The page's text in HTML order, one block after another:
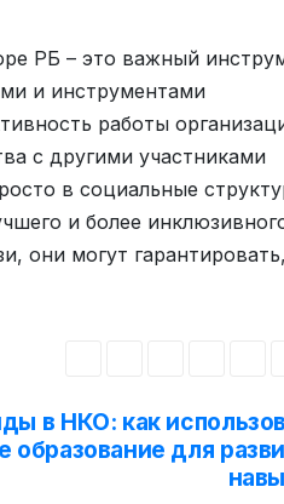
РБ – это важный
и инструментами
работы
с другими участниками
в социальные
и более
они могут
в НКО: как
образование для